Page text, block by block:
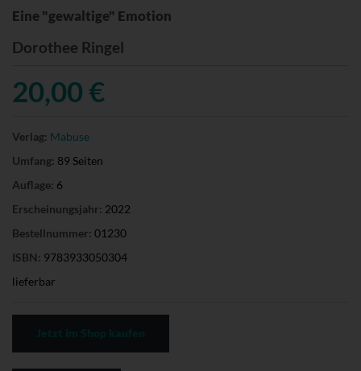
Eine "gewaltige" Emotion
Dorothee Ringel
20,00 €
Verlag: Mabuse
Umfang: 89 Seiten
Auflage: 6
Erscheinungsjahr: 2022
Bestellnummer: 01230
ISBN: 9783933050304
lieferbar